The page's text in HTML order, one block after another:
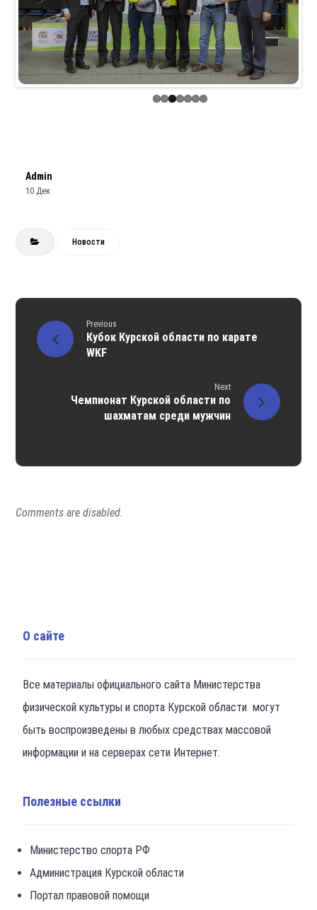
Previous Next
Admin
10 Дек
Новости
Previous
Кубок Курской области по карате
WKF
Next
Чемпионат Курской области по
шахматам среди мужчин
Comments are disabled.
О сайте
Все материалы официального сайта Министерства
физической культуры и спорта Курской области могут
быть воспроизведены в любых средствах массовой
информации и на серверах сети Интернет.
Полезные ссылки
Министерство спорта РФ
Администрация Курской области
Портал правовой помощи